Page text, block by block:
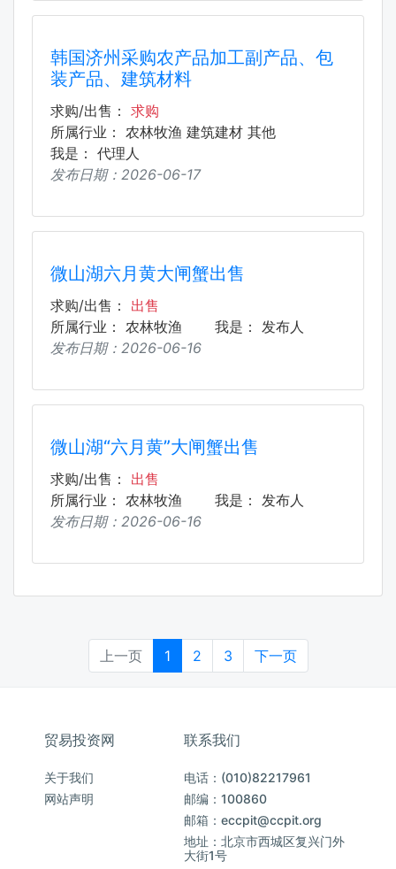
韩国济州采购农产品加工副产品、包
装产品、建筑材料
求购/出售： 求购
所属行业： 农林牧渔 建筑建材 其他
我是： 代理人
发布日期： 2026-06-17
微山湖六月黄大闸蟹出售
求购/出售： 出售
所属行业： 农林牧渔 我是： 发布人
发布日期： 2026-06-16
微山湖“六月黄”大闸蟹出售
求购/出售： 出售
所属行业： 农林牧渔 我是： 发布人
发布日期： 2026-06-16
上一页 1 2 3 下一页
贸易投资网
关于我们
网站声明
联系我们
电话：(010)82217961
邮编：100860
邮箱：eccpit@ccpit.org
地址：北京市西城区复兴门外
大街1号